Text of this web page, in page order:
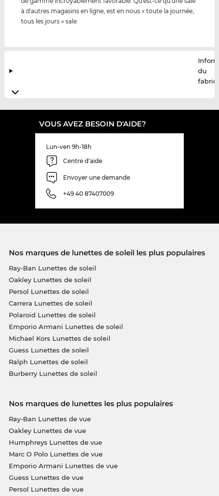
à d'autres magasins en ligne, est en nous « toute la journée,
tous les jours » sale.
du
VOUS AVEZ BESOIN D'AIDE?
Lun-ven 9h-18h
Centre d'aide
Envoyer une demande
+49 40 87407009
Nos marques de lunettes de soleil les plus populaires
Ray-Ban Lunettes de soleil
Oakley Lunettes de soleil
Persol Lunettes de soleil
Carrera Lunettes de soleil
Polaroid Lunettes de soleil
Emporio Armani Lunettes de soleil
Michael Kors Lunettes de soleil
Guess Lunettes de soleil
Ralph Lunettes de soleil
Burberry Lunettes de soleil
Nos marques de lunettes les plus populaires
Ray-Ban Lunettes de vue
Oakley Lunettes de vue
Humphreys Lunettes de vue
Marc O Polo Lunettes de vue
Emporio Armani Lunettes de vue
Guess Lunettes de vue
Persol Lunettes de vue